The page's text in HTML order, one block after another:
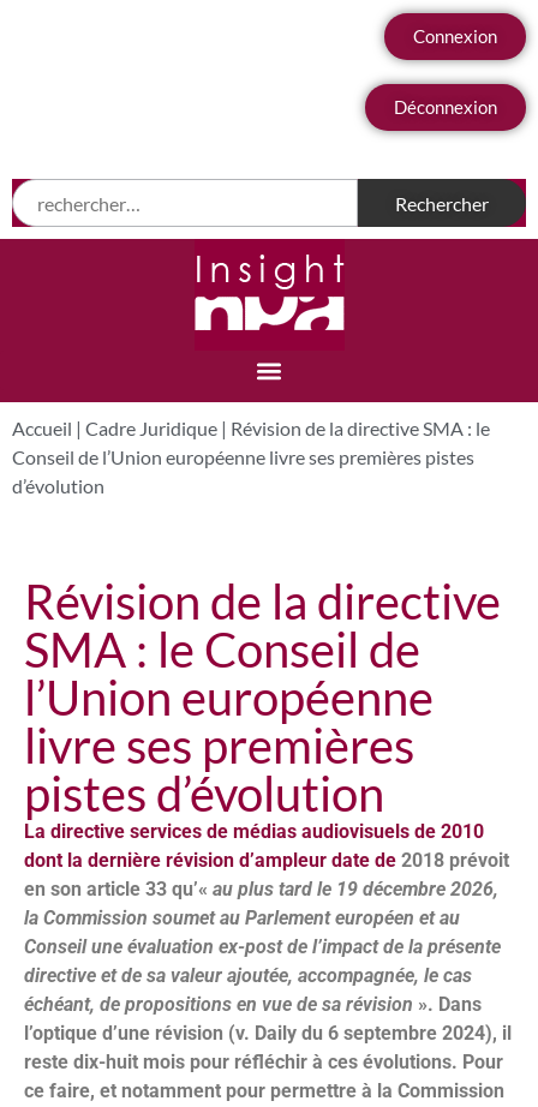
Connexion
Déconnexion
Accueil | Cadre Juridique | Révision de la directive SMA : le
Conseil de l’Union européenne livre ses premières pistes
d’évolution
Révision de la directive
SMA : le Conseil de
l’Union européenne
livre ses premières
pistes d’évolution
La directive services de médias audiovisuels de 2010
dont la dernière révision d’ampleur date de 2018 prévoit
en son article 33 qu’« au plus tard le 19 décembre 2026,
la Commission soumet au Parlement européen et au
Conseil une évaluation ex-post de l’impact de la présente
directive et de sa valeur ajoutée, accompagnée, le cas
échéant, de propositions en vue de sa révision ». Dans
l’optique d’une révision (v. Daily du 6 septembre 2024), il
reste dix-huit mois pour réfléchir à ces évolutions. Pour
ce faire, et notamment pour permettre à la Commission